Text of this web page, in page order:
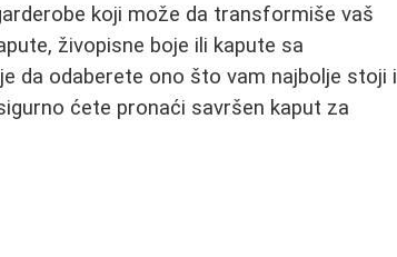
koji može da transformiše vaš
živopisne boje ili kapute sa
da odaberete ono što vam najbolje stoji i
ćete pronaći savršen kaput za